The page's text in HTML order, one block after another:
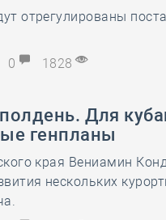
отрегулированы
0 1828
Для
генпланы
края Вениамин
нескольких